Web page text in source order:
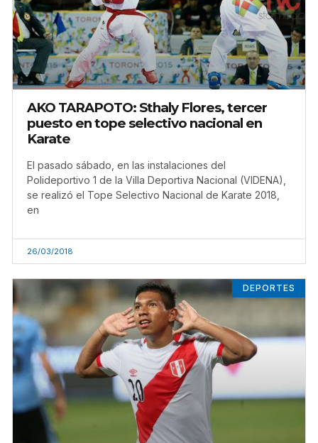
AKO TARAPOTO: Sthaly Flores, tercer
puesto en tope selectivo nacional en
Karate
El pasado sábado, en las instalaciones del
Polideportivo 1 de la Villa Deportiva Nacional (VIDENA),
se realizó el Tope Selectivo Nacional de Karate 2018,
en
26/03/2018
DEPORTES